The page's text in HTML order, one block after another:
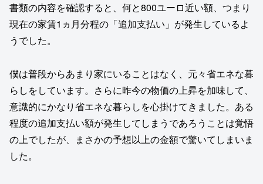
書類の内容を確認すると、何と800ユーロ近い額、つまり
現在の家賃1ヵ月分程の「追加支払い」が発生しているよ
うでした。
僕は普段からあまり家にいることはなく、元々省エネな暮
らしをしています。さらに昨今の物価の上昇を加味して、
意識的にかなり省エネな暮らしを心掛けてきました。ある
程度の追加支払い額が発生してしまうであろうことは覚悟
の上でしたが、まさかの予想以上の金額で驚いてしまいま
した。